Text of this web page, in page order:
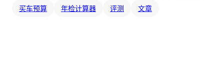
买车预算 年检计算器 评测 文章